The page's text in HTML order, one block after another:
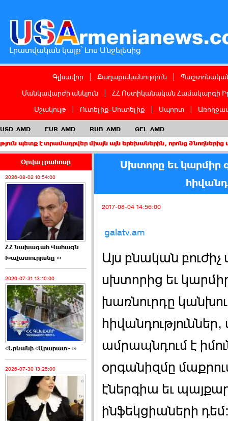
Լրատվական կայք՝ Լոս Անջելեսից
Գլխավոր Քաղաքականություն
Մանկավարժի անկյուն
ՀՀ Ոստիկանական Համակարգի
Մշակույթ
Ուտելիք-Մուտելիք Սպորտ
USD AMD EUR AMD RUB AMD GEL AMD
միայն այն երեխաներին, որոնց ծնողներից առնվազն
Օրվա լրահոսը
2026-08-02 10:54:00
ՀՀ նախագահ Վահագն
Խաչատուրյանը ›››
2026-07-31 13:10:00
«Երևանի «Արարատ» ›››
2026-07-30 13:25:00
Սխտորը եւ կարմիր
2017-08-04 14:56:00
galatv.am
Այս բնական
սխտորից եւ
խառնուրդը
հիվանդություններ,
ամրապնդում է
օրգանիզմը
էներգիա եւ
ինֆեկցիաների